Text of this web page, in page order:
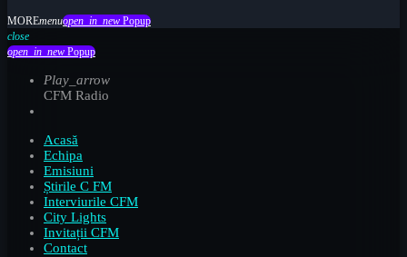
menuopen_in_new Popup
close
open_in_new Popup
Play_arrow
CFM Radio
Acasă
Echipa
Emisiuni
Știrile C FM
Interviurile CFM
City Lights
Invitații CFM
Contact